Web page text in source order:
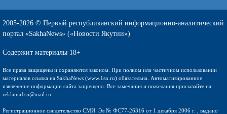
2005-2026 © Первый республиканский информационно-аналитический
портал «SakhaNews» («Новости Якутии»)
Содержит материалы 18+
Все права защищены и охраняются законом. При полном или частичном использовании
материалов ссылка на SakhaNews (www.1sn.ru) обязательна. Автоматизированное
извлечение информации сайта запрещено. Все замечания и пожелания присылайте на
reklama1sn@mail.ru
Регистрационное свидетельство СМИ: Эл № ФС77-26316 от 1 декабря 2006 г. , выдано